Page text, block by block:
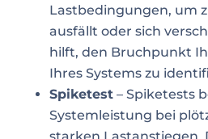
Lastbedingungen, um
ausfällt oder sich
hilft, den Bruchpunkt
Ihres Systems zu
Spiketest– Spiketests
Systemleistung bei